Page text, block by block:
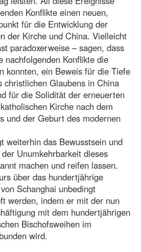
Konflikte einen neuen,
für die Entwicklung der
der Kirche und China. Vielleicht
paradoxerweise – sagen, dass
nachfolgenden Konflikte die
konnten, ein Beweis für die Tiefe
christlichen Glaubens in China
für die Solidität der erneuerten
Kirche nach dem
und der Geburt des modernen
weiterhin das Bewusstsein und
Unumkehrbarkeit dieses
machen und reifen lassen.
über das hundertjährige
Schanghai unbedingt
werden, indem er mit der nun
mit dem hundertjährigen
Bischofsweihen im
wird.